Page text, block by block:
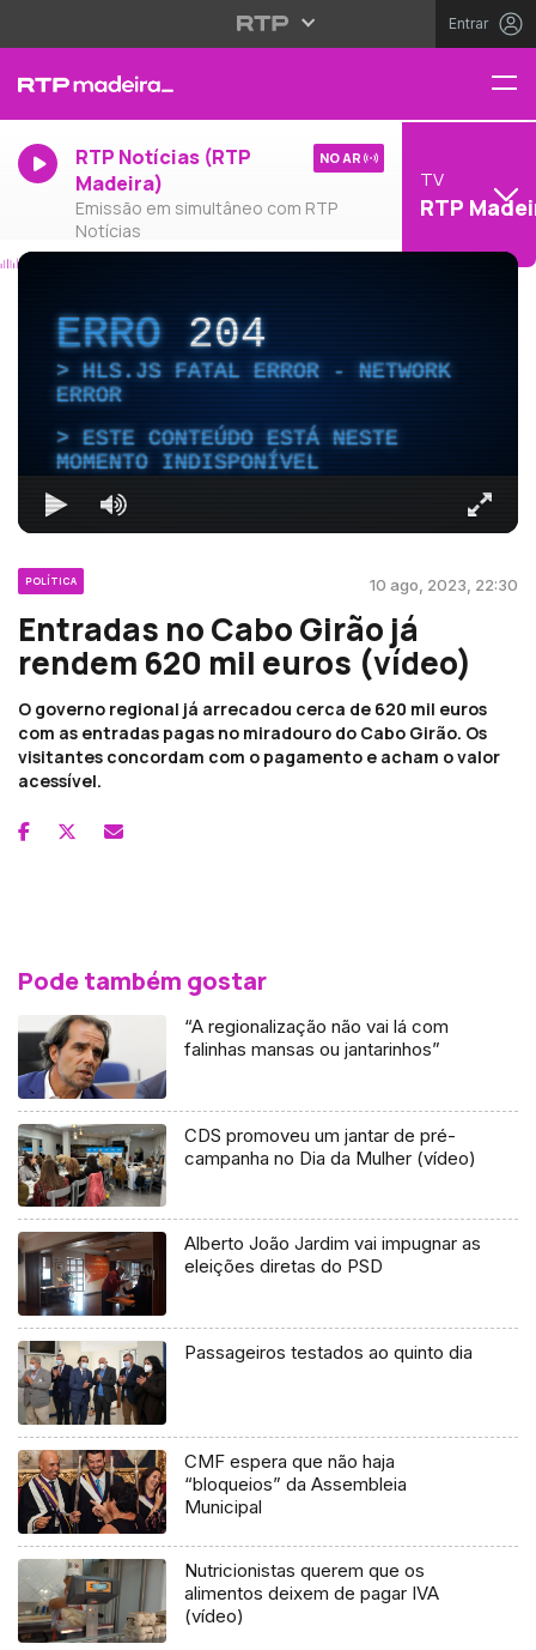
Entrar
RTP Notícias (RTP
Madeira)
Emissão em simultâneo com RTP
Notícias
NO AR
TV
RTP
ERRO204
HLS.JS FATAL ERROR - NETWORK
ERROR
ESTE CONTEÚDO ESTÁ NESTE
MOMENTO INDISPONÍVEL
POLÍTICA 10 ago, 2023, 22:30
Entradas no Cabo Girão já
rendem 620 mil euros (vídeo)
O governo regional já arrecadou cerca de 620 mil euros
com as entradas pagas no miradouro do Cabo Girão. Os
visitantes concordam com o pagamento e acham o valor
acessível.
Pode também gostar
“A regionalização não vai lá com
falinhas mansas ou jantarinhos”
CDS promoveu um jantar de pré-
campanha no Dia da Mulher (vídeo)
Alberto João Jardim vai impugnar as
eleições diretas do PSD
Passageiros testados ao quinto dia
CMF espera que não haja
“bloqueios” da Assembleia
Municipal
Nutricionistas querem que os
alimentos deixem de pagar IVA
(vídeo)